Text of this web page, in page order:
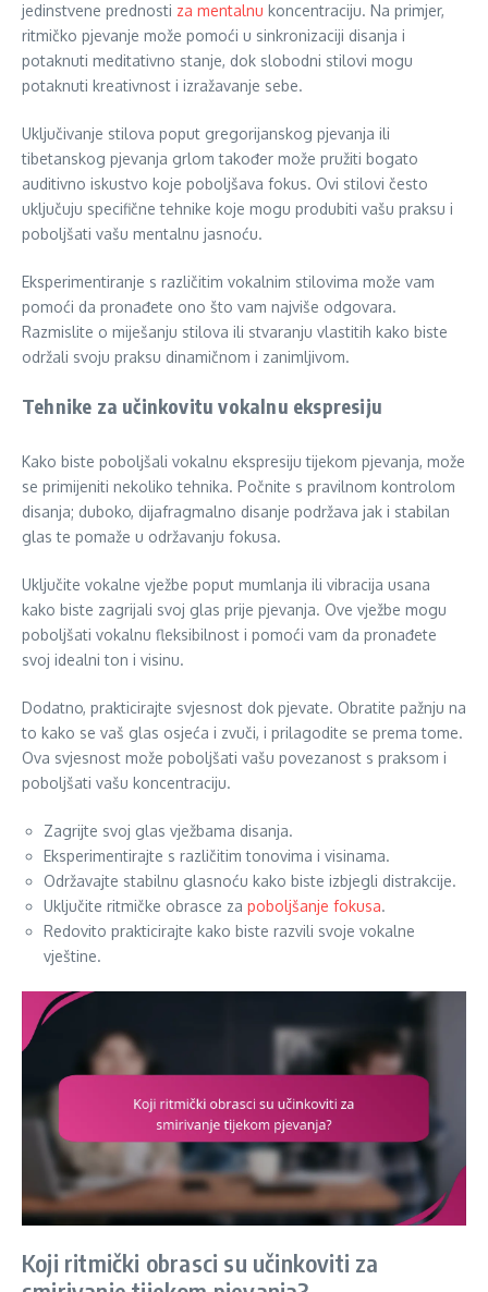
jedinstvene prednosti za mentalnu koncentraciju. Na primjer,
ritmičko pjevanje može pomoći u sinkronizaciji disanja i
potaknuti meditativno stanje, dok slobodni stilovi mogu
potaknuti kreativnost i izražavanje sebe.
Uključivanje stilova poput gregorijanskog pjevanja ili
tibetanskog pjevanja grlom također može pružiti bogato
auditivno iskustvo koje poboljšava fokus. Ovi stilovi često
uključuju specifične tehnike koje mogu produbiti vašu praksu i
poboljšati vašu mentalnu jasnoću.
Eksperimentiranje s različitim vokalnim stilovima može vam
pomoći da pronađete ono što vam najviše odgovara.
Razmislite o miješanju stilova ili stvaranju vlastitih kako biste
održali svoju praksu dinamičnom i zanimljivom.
Tehnike za učinkovitu vokalnu ekspresiju
Kako biste poboljšali vokalnu ekspresiju tijekom pjevanja, može
se primijeniti nekoliko tehnika. Počnite s pravilnom kontrolom
disanja; duboko, dijafragmalno disanje podržava jak i stabilan
glas te pomaže u održavanju fokusa.
Uključite vokalne vježbe poput mumlanja ili vibracija usana
kako biste zagrijali svoj glas prije pjevanja. Ove vježbe mogu
poboljšati vokalnu fleksibilnost i pomoći vam da pronađete
svoj idealni ton i visinu.
Dodatno, prakticirajte svjesnost dok pjevate. Obratite pažnju na
to kako se vaš glas osjeća i zvuči, i prilagodite se prema tome.
Ova svjesnost može poboljšati vašu povezanost s praksom i
poboljšati vašu koncentraciju.
Zagrijte svoj glas vježbama disanja.
Eksperimentirajte s različitim tonovima i visinama.
Održavajte stabilnu glasnoću kako biste izbjegli distrakcije.
Uključite ritmičke obrasce za poboljšanje fokusa.
Redovito prakticirajte kako biste razvili svoje vokalne
vještine.
Koji ritmički obrasci su učinkoviti za